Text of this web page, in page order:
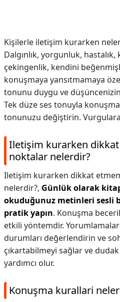
Kişilerle iletişim kurarken
Dalgınlık, yorgunluk, hastalık,
çekingenlik, kendini
konuşmaya yansıtmamaya
tonunu duygu ve
Tek düze ses tonuyla
tonunuzu değiştirin. Vurgulara
Iletişim kurarken
noktalar nelerdir?
Iletişim kurarken dikkat
nelerdir?, Günlük olarak
okuduğunuz metinleri sesli
pratik yapın. Konuşma
etkili yöntemdir.
durumları değerlendirin ve
çıkartabilmeyi sağlar ve
yardımcı olur.
Konuşma kurallari